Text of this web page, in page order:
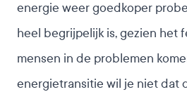
energie weer goedkoper
heel begrijpelijk is, gezien het
mensen in de problemen
energietransitie wil je niet dat